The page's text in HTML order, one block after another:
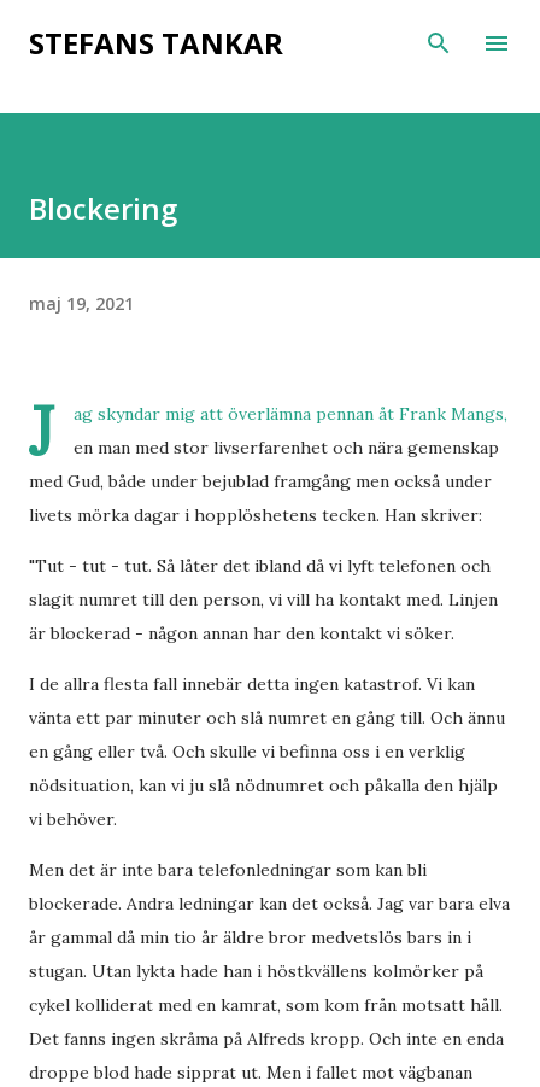
Fortsätt till huvudinnehåll
STEFANS TANKAR
Blockering
maj 19, 2021
J
ag skyndar mig att överlämna pennan åt Frank Mangs,
en man med stor livserfarenhet och nära gemenskap
med Gud, både under bejublad framgång men också under
livets mörka dagar i hopplöshetens tecken. Han skriver:
"Tut - tut - tut. Så låter det ibland då vi lyft telefonen och
slagit numret till den person, vi vill ha kontakt med. Linjen
är blockerad - någon annan har den kontakt vi söker.
I de allra flesta fall innebär detta ingen katastrof. Vi kan
vänta ett par minuter och slå numret en gång till. Och ännu
en gång eller två. Och skulle vi befinna oss i en verklig
nödsituation, kan vi ju slå nödnumret och påkalla den hjälp
vi behöver.
Men det är inte bara telefonledningar som kan bli
blockerade. Andra ledningar kan det också. Jag var bara elva
år gammal då min tio år äldre bror medvetslös bars in i
stugan. Utan lykta hade han i höstkvällens kolmörker på
cykel kolliderat med en kamrat, som kom från motsatt håll.
Det fanns ingen skråma på Alfreds kropp. Och inte en enda
droppe blod hade sipprat ut. Men i fallet mot vägbanan